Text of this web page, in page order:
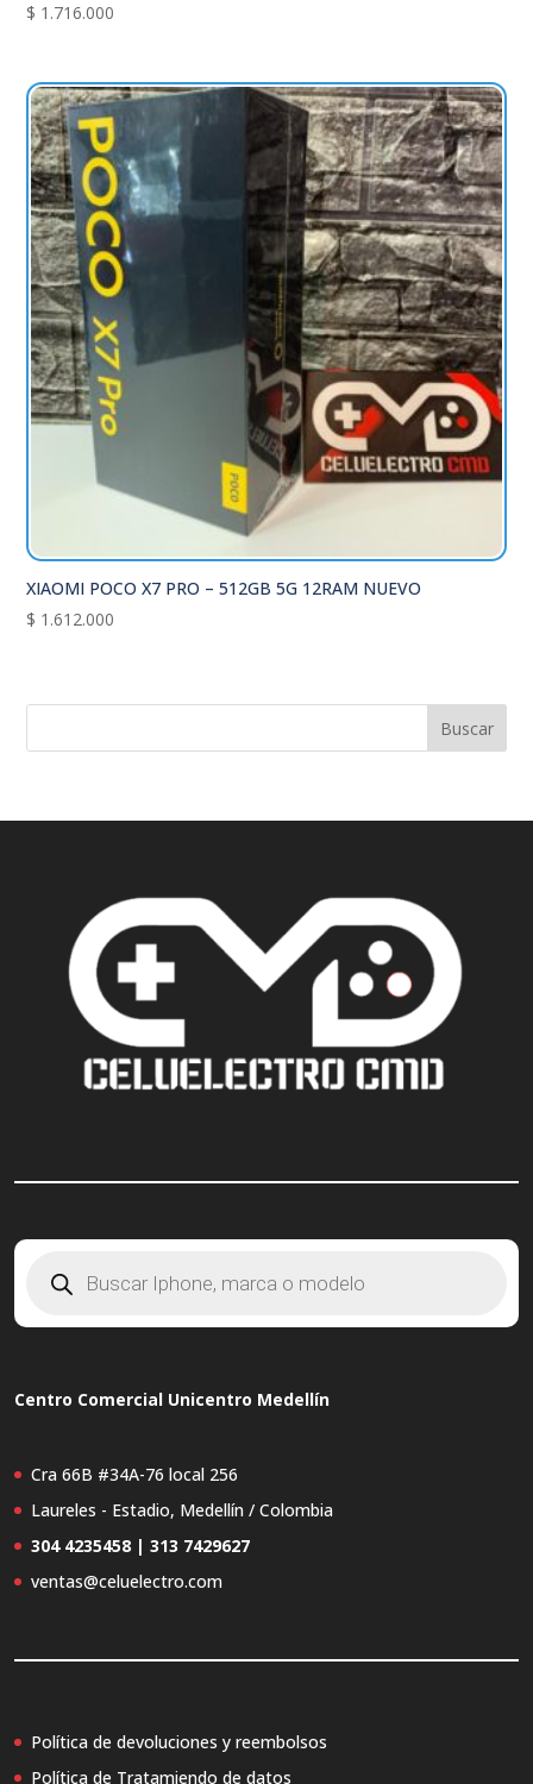
$ 1.716.000
XIAOMI POCO X7 PRO – 512GB 5G 12RAM NUEVO
$ 1.612.000
Buscar
Centro Comercial Unicentro Medellín
Cra 66B #34A-76 local 256
Laureles - Estadio, Medellín / Colombia
304 4235458 | 313 7429627
ventas@celuelectro.com
Política de devoluciones y reembolsos
Política de Tratamiendo de datos